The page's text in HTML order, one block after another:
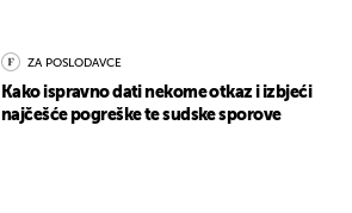
ZA POSLODAVCE
Kako ispravno dati nekome otkaz i izbjeći
najčešće pogreške te sudske sporove